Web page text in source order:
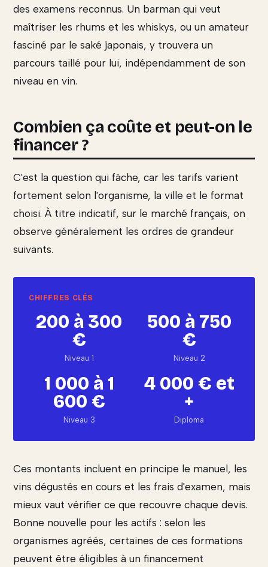
des examens reconnus. Un barman qui veut
maîtriser les rhums et les whiskys, ou un amateur
fasciné par le saké japonais, y trouvera un
parcours taillé pour lui, indépendamment de son
niveau en vin.
Combien ça coûte et peut-on le
financer ?
C'est la question qui fâche, car les tarifs varient
fortement selon l'organisme, la ville et le format
choisi. À titre indicatif, sur le marché français, on
observe généralement les ordres de grandeur
suivants.
200 à 300
€
Niveau 1
500 à 750
€
Niveau 2
1 000 à 1
600 €
Niveau 3
4 000 € et
+
Diploma
Ces montants incluent en principe le manuel, les
vins dégustés en cours et les frais d'examen, mais
mieux vaut vérifier ce que recouvre chaque devis.
Bonne nouvelle pour les actifs : selon les
organismes agréés, certaines de ces formations
peuvent être éligibles à un financement